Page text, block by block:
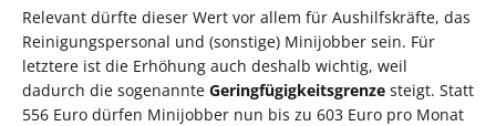
Relevant dürfte dieser Wert vor allem für Aushilfskräfte, das
Reinigungspersonal und (sonstige) Minijobber sein. Für
letztere ist die Erhöhung auch deshalb wichtig, weil
dadurch die sogenannte Geringfügigkeitsgrenze steigt. Statt
556 Euro dürfen Minijobber nun bis zu 603 Euro pro Monat